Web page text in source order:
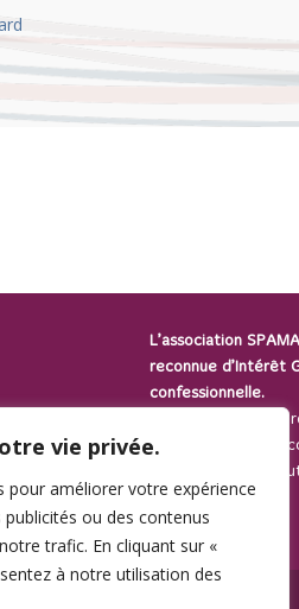
vie privée.
pour améliorer votre expérience
ou des contenus
trafic. En cliquant sur «
à notre utilisation des
L’association
reconnue d’Intérêt
confessionnelle.
Elle regroupe des
des parents pour
leur apportant